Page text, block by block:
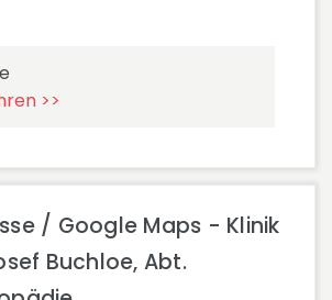
>>
/ Google Maps - Klinik
Buchloe, Abt.